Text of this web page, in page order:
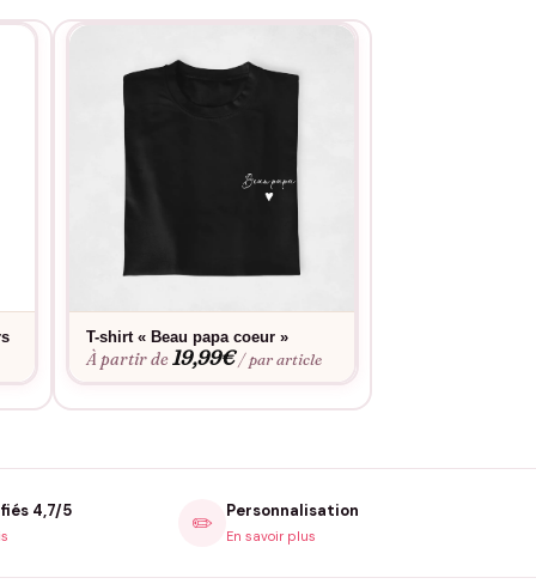
T-shirt « Beau papa coeur »
À partir de19,99€ / par article
4,7/5 ✏️ Personnalisation
En savoir plus